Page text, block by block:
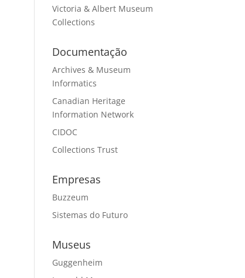
Victoria & Albert Museum
Collections
Documentação
Archives & Museum
Informatics
Canadian Heritage
Information Network
CIDOC
Collections Trust
Empresas
Buzzeum
Sistemas do Futuro
Museus
Guggenheim